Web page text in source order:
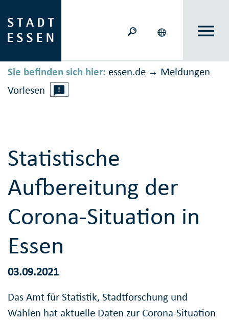
Sie befinden sich hier: essen.de → Meldungen
Vorlesen
Statistische
Aufbereitung der
Corona-Situation in
Essen
03.09.2021
Das Amt für Statistik, Stadtforschung und
Wahlen hat aktuelle Daten zur Corona-Situation